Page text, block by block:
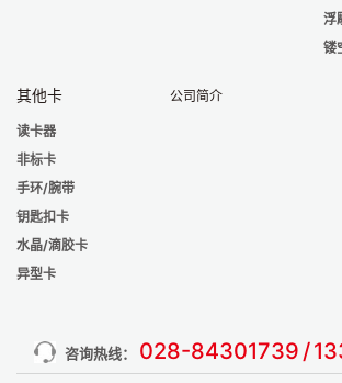
浮
镂
其他卡
读卡器
非标卡
手环/腕带
钥匙扣卡
水晶/滴胶卡
异型卡
公司简介
咨询热线： 028-84301739 /